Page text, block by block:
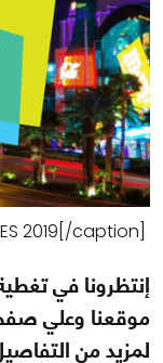
إنتظرونا في
موقعنا وعلي
لمزيد من